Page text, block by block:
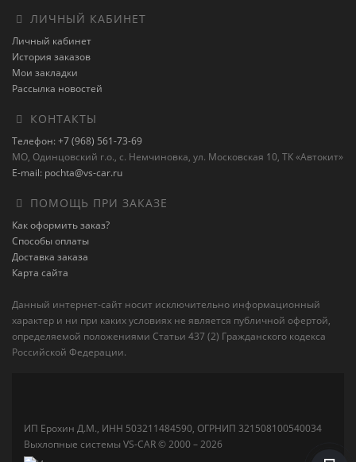
ЛИЧНЫЙ КАБИНЕТ
Личный кабинет
История заказов
Мои закладки
Рассылка новостей
КОНТАКТЫ
Телефон: +7 (968) 561-73-69
МО, Одинцовский г.о., с. Немчиновка, ул. Московская 10, ТК «Автокит»
E-mail: pochta@vs-car.ru
ПОМОЩЬ ПРИ ЗАКАЗЕ
Как оформить заказ?
Способы оплаты
Доставка заказа
Карта сайта
Данный интернет-сайт носит исключительно информационный
характер и ни при каких условиях не является публичной офертой,
определяемой положениями Статьи 437 (2) Гражданского кодекса
Российской Федерации.
ИП Ерохин Д.М., ИНН 503211484590, ОГРНИП 321508100540034
Выхлопные системы VS-CAR © 2000 – 2026